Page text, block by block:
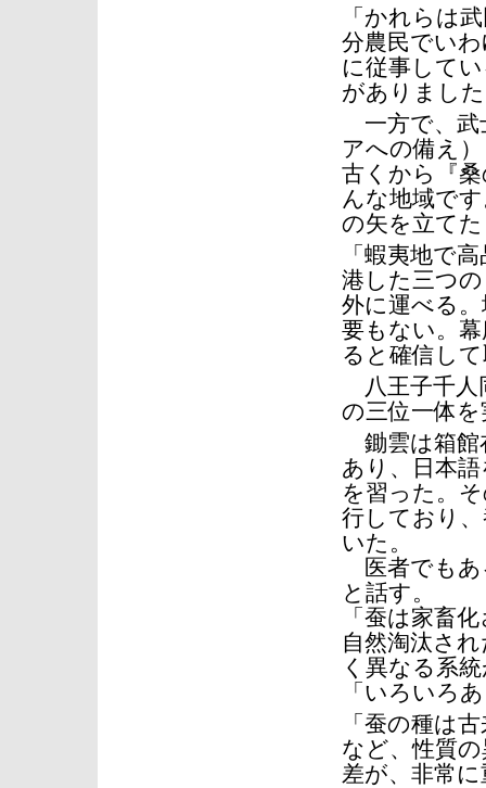
「かれらは
分農民でい
に従事して
がありまし
一方で、武
アへの備え
古くから『
んな地域で
の矢を立て
「蝦夷地で
港した三つ
外に運べる
要もない。
ると確信し
八王子千人
の三位一体
鋤雲は箱館
あり、日本
を習った。
行しており
いた。
医者でもあ
と話す。
「蚕は家畜
自然淘汰さ
く異なる系
「いろいろ
「蚕の種は
など、性質
差が、非常